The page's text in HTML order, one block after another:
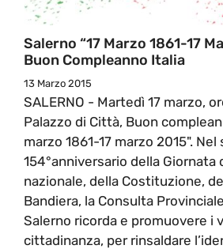
Salerno “17 Marzo 1861-17
Buon Compleanno Italia
13 Marzo 2015
SALERNO - Martedì 17 marzo,
Palazzo di Città, Buon
marzo 1861-17 marzo 2015". Nel
154°anniversario della Giornata
nazionale, della Costituzione,
Bandiera, la Consulta
Salerno ricorda e promuovere i
cittadinanza, per rinsaldare